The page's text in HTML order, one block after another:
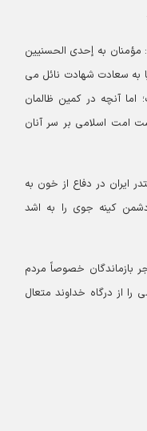
به إحدی الحسنیین
به سعادت شهادت نائل می
آنچه در کمین ظالمان
اسلامی بر سر آنان
ایران در دفاع از خون به
کینه جوی را به اشد
بازماندگان خصوصاً مردم
از درگاه خداوند متعال